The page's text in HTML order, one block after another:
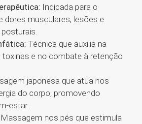
Indicada para o
dores musculares, lesões e
Técnica que auxilia na
toxinas e no combate à retenção
japonesa que atua nos
do corpo, promovendo
estar.
Massagem nos pés que estimula